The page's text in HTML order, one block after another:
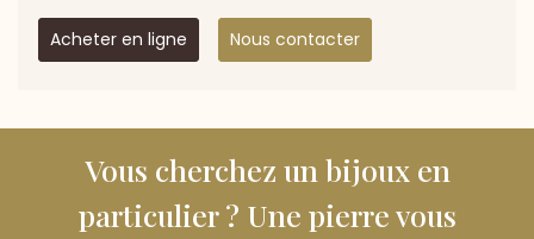
Acheter en ligne Nous contacter
Vous cherchez un bijoux en
particulier ? Une pierre vous